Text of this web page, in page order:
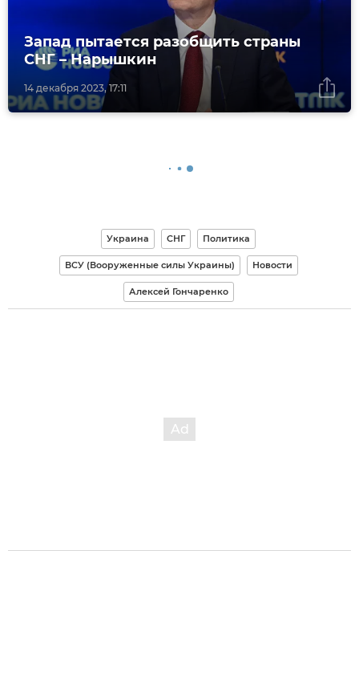
14 декабря 2023, 17:11
Запад пытается разобщить страны
СНГ – Нарышкин
Украина СНГ Политика
ВСУ (Вооруженные силы Украины) Новости
Алексей Гончаренко